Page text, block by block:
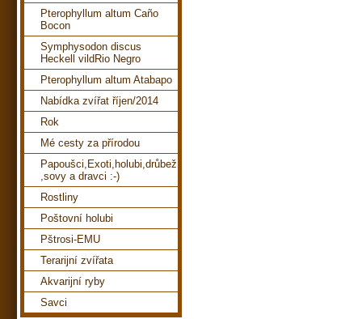
Pterophyllum altum Caño
Bocon
Symphysodon discus
Heckell vildRio Negro
Pterophyllum altum Atabapo
Nabídka zvířat říjen/2014
Rok
Mé cesty za přírodou
Papoušci,Exoti,holubi,drůbež
,sovy a dravci :-)
Rostliny
Poštovní holubi
Pštrosi-EMU
Terarijní zvířata
Akvarijní ryby
Savci